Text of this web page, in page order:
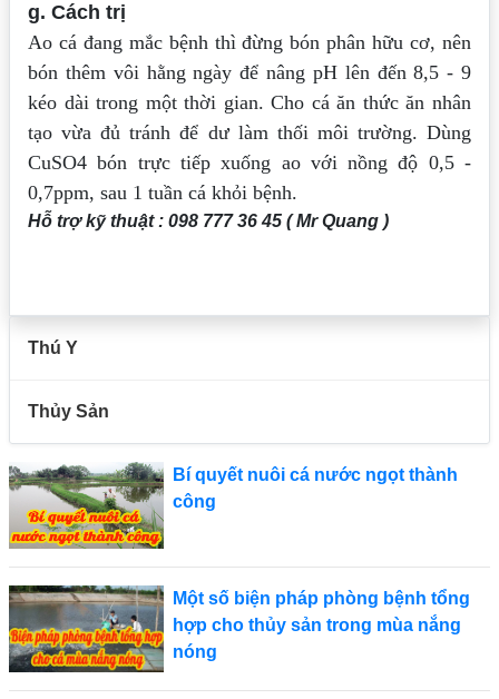
g. Cách trị
Ao cá đang mắc bệnh thì đừng bón phân hữu cơ, nên
bón thêm vôi hằng ngày để nâng pH lên đến 8,5 - 9
kéo dài trong một thời gian. Cho cá ăn thức ăn nhân
tạo vừađủ tránh để dư làm thối môi trường. Dùng
CuSO4 bón trực tiếp xuống ao với nồng độ 0,5 -
0,7ppm, sau 1 tuần cá khỏi bệnh.
Hỗ trợ kỹ thuật : 098 777 36 45 ( Mr Quang )
Thú Y
Thủy Sản
Bí quyết nuôi cá nước ngọt thành
công
Một số biện pháp phòng bệnh tổng
hợp cho thủy sản trong mùa nắng
nóng